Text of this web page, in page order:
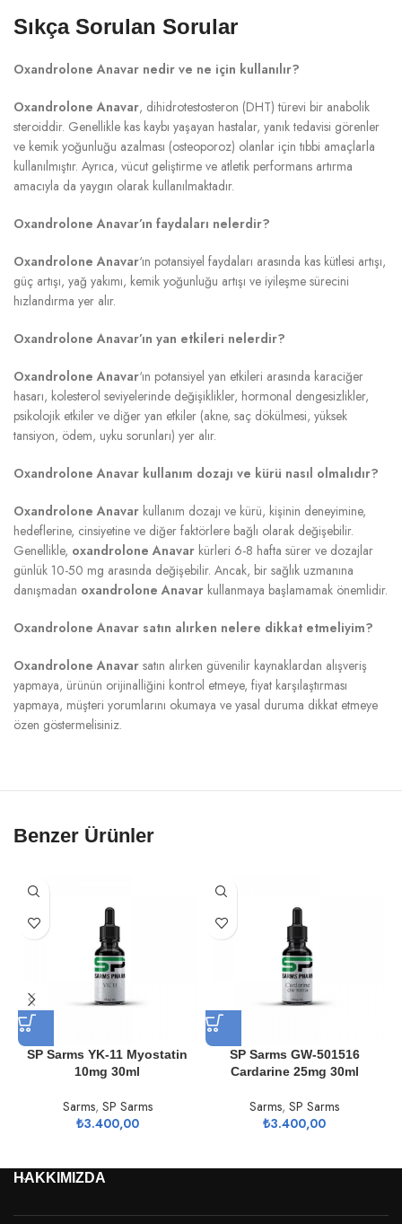
Sıkça Sorulan Sorular
Oxandrolone Anavar nedir ve ne için kullanılır?
Oxandrolone Anavar, dihidrotestosteron (DHT) türevi bir anabolik
steroiddir. Genellikle kas kaybı yaşayan hastalar, yanık tedavisi görenler
ve kemik yoğunluğu azalması (osteoporoz) olanlar için tıbbi amaçlarla
kullanılmıştır. Ayrıca, vücut geliştirme ve atletik performans artırma
amacıyla da yaygın olarak kullanılmaktadır.
Oxandrolone Anavar’ın faydaları nelerdir?
Oxandrolone Anavar‘ın potansiyel faydaları arasında kas kütlesi artışı,
güç artışı, yağ yakımı, kemik yoğunluğu artışı ve iyileşme sürecini
hızlandırma yer alır.
Oxandrolone Anavar’ın yan etkileri nelerdir?
Oxandrolone Anavar‘ın potansiyel yan etkileri arasında karaciğer
hasarı, kolesterol seviyelerinde değişiklikler, hormonal dengesizlikler,
psikolojik etkiler ve diğer yan etkiler (akne, saç dökülmesi, yüksek
tansiyon, ödem, uyku sorunları) yer alır.
Oxandrolone Anavar kullanım dozajı ve kürü nasıl olmalıdır?
Oxandrolone Anavar kullanım dozajı ve kürü, kişinin deneyimine,
hedeflerine, cinsiyetine ve diğer faktörlere bağlı olarak değişebilir.
Genellikle, oxandrolone Anavar kürleri 6-8 hafta sürer ve dozajlar
günlük 10-50 mg arasında değişebilir. Ancak, bir sağlık uzmanına
danışmadan oxandrolone Anavar kullanmaya başlamamak önemlidir.
Oxandrolone Anavar satın alırken nelere dikkat etmeliyim?
Oxandrolone Anavar satın alırken güvenilir kaynaklardan alışveriş
yapmaya, ürünün orijinalliğini kontrol etmeye, fiyat karşılaştırması
yapmaya, müşteri yorumlarını okumaya ve yasal duruma dikkat etmeye
özen göstermelisiniz.
Benzer Ürünler
SP Sarms YK-11 Myostatin
10mg 30ml
Sarms, SP Sarms
₺3.400,00
SP Sarms GW-501516
Cardarine 25mg 30ml
Sarms,SP Sarms
₺3.400,00
HAKKIMIZDA